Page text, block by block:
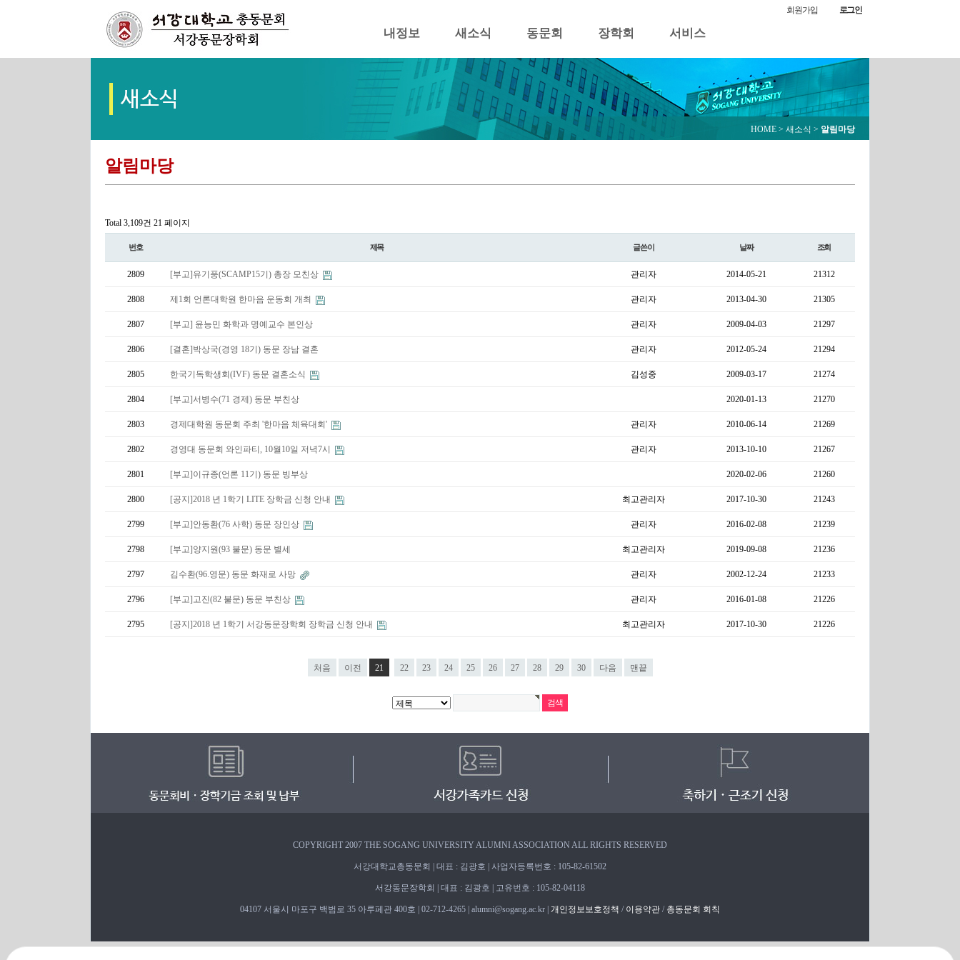
내정보 새소식 동문회 장학회 서비스
회원가입 로그인
HOME > 새소식 > 알림마당
알림마당
Total 3,109건 21 페이지
번호 제목 글쓴이 날짜 조회
2809 [부고]유기풍(SCAMP15기) 총장 모친상 관리자 2014-05-21 21312
2808 제1회 언론대학원 한마음 운동회 개최 관리자 2013-04-30 21305
2807 [부고] 윤능민 화학과 명예교수 본인상 관리자 2009-04-03 21297
2806 [결혼]박상국(경영 18기) 동문 장남 결혼 관리자 2012-05-24 21294
2805 한국기독학생회(IVF) 동문 결혼소식 김성중 2009-03-17 21274
2804 [부고]서병수(71 경제) 동문 부친상 2020-01-13 21270
2803 경제대학원 동문회 주최 '한마음 체육대회' 관리자 2010-06-14 21269
2802 경영대 동문회 와인파티, 10월10일 저녁7시 관리자 2013-10-10 21267
2801 [부고]이규종(언론 11기) 동문 빙부상 2020-02-06 21260
2800 [공지]2018 년 1학기 LITE 장학금 신청 안내 최고관리자 2017-10-30 21243
2799 [부고]안동환(76 사학) 동문 장인상 관리자 2016-02-08 21239
2798 [부고]양지원(93 불문) 동문 별세 최고관리자 2019-09-08 21236
2797 김수환(96.영문) 동문 화재로 사망 관리자 2002-12-24 21233
2796 [부고]고진(82 불문) 동문 부친상 관리자 2016-01-08 21226
2795 [공지]2018 년 1학기 서강동문장학회 장학금 신청 안내 최고관리자 2017-10-30 21226
처음 이전 21 22 23 24 25 26 27 28 29 30 다음 맨끝
COPYRIGHT 2007 THE SOGANG UNIVERSITY ALUMNI ASSOCIATION ALL RIGHTS RESERVED
서강대학교총동문회 | 대표 : 김광호 | 사업자등록번호 : 105-82-61502
서강동문장학회 | 대표 : 김광호 | 고유번호 : 105-82-04118
04107 서울시 마포구 백범로 35 아루페관 400호 | 02-712-4265 | alumni@sogang.ac.kr | 개인정보보호정책 / 이용약관 / 총동문회 회칙